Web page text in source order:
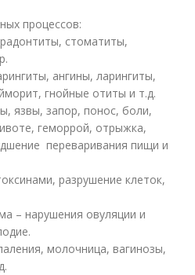
процессов:
стоматиты,
ангины, ларингиты,
гнойные отиты и т.д.
язвы, запор, понос, боли,
геморрой, отрыжка,
переваривания пищи и
разрушение клеток,
– нарушения овуляции и
молочница, вагинозы,